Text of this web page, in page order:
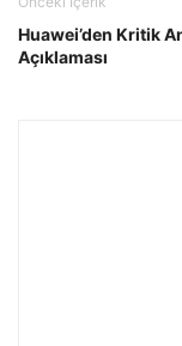
Huawei’den Kritik
Açıklaması